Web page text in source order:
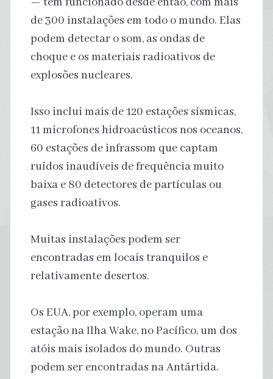
de 300 instalações em todo o mundo. Elas
podem detectar o som, as ondas de
choque e os materiais radioativos de
explosões nucleares.
Isso inclui mais de 120 estações sísmicas,
11 microfones hidroacústicos nos oceanos,
60 estações de infrassom que captam
ruídos inaudíveis de frequência muito
baixa e 80 detectores de partículas ou
gases radioativos.
Muitas instalações podem ser
encontradas em locais tranquilos e
relativamente desertos.
Os EUA, por exemplo, operam uma
estação na Ilha Wake, no Pacífico, um dos
atóis mais isolados do mundo. Outras
podem ser encontradas na Antártida.